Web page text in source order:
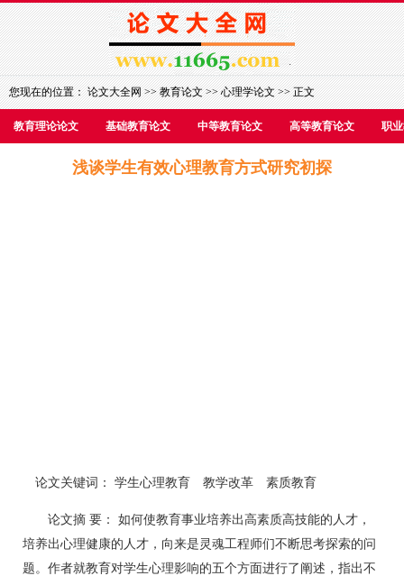
您现在的位置：论文大全网>>教育论文>>心理学论文>> 正文
教育理论论文 基础教育论文 中等教育论文 高等教育论文 职
浅谈学生有效心理教育方式研究初探
论文关键词： 学生心理教育 教学改革 素质教育
论文摘 要： 如何使教育事业培养出高素质高技能的人才，
培养出心理健康的人才，向来是灵魂工程师们不断思考探索的问
题。作者就教育对学生心理影响的五个方面进行了阐述，指出不